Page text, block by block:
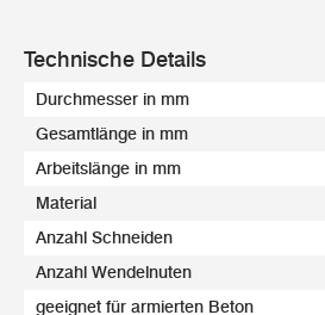
Technische Details
Durchmesser in mm
Gesamtlänge in mm
Arbeitslänge in mm
Material
Anzahl Schneiden
Anzahl Wendelnuten
geeignet für armierten Beton